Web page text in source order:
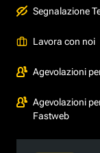
Segnalazione
Lavora con noi
Agevolazioni
Agevolazioni
Fastweb